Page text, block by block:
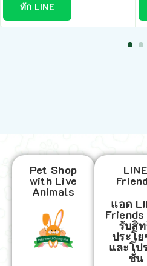
ทัก LINE
Pet Shop
with Live
Animals
LINE
แอด
Friends
รับสิ
ประโ
และโป
ชั่น